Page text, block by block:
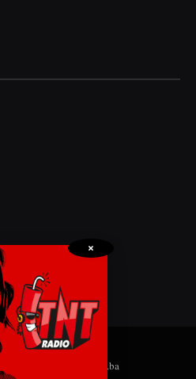
seo optimizacija by tnt.ba
×